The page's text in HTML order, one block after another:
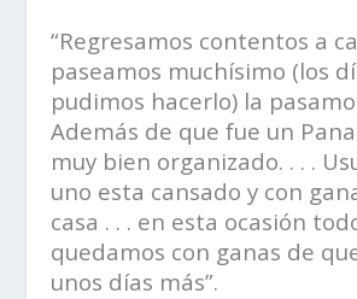
“Regresamos contentos a
paseamos muchísimo (los
pudimos hacerlo) la
Además de que fue un
muy bien organizado. . . .
uno esta cansado y con
casa . . . en esta ocasión
quedamos con ganas de
unos días más”.